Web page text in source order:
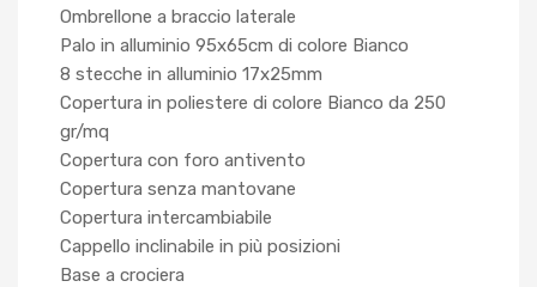
Ombrellone a braccio laterale
Palo in alluminio 95x65cm di colore Bianco
8 stecche in alluminio 17x25mm
Copertura in poliestere di colore Bianco da 250
gr/mq
Copertura con foro antivento
Copertura senza mantovane
Copertura intercambiabile
Cappello inclinabile in più posizioni
Base a crociera